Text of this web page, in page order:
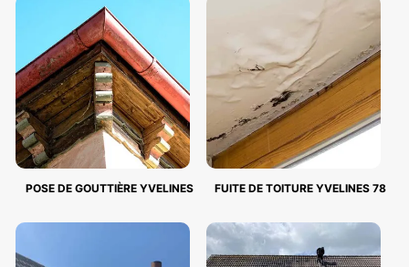
POSE DE GOUTTIÈRE YVELINES FUITE DE TOITURE YVELINES 78